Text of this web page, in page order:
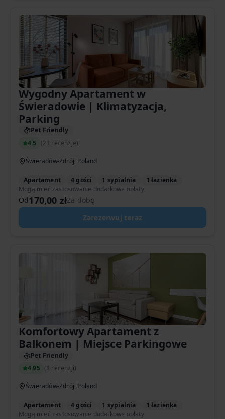
Wygodny Apartament w
Świeradowie | Klimatyzacja,
Parking
Pet Friendly
4.5
(23 recenzje)
Świeradów-Zdrój, Poland
Apartament 4 gości 1 sypialnia 1 łazienka
Od170,00 złZa dobę
Zarezerwuj teraz
Mogą mieć zastosowanie dodatkowe opłaty
Komfortowy Apartament z
Balkonem | Miejsce Parkingowe
Pet Friendly
4.95 (8 recenzji)
Świeradów-Zdrój, Poland
Apartament 4 gości 1 sypialnia 1 łazienka
Mogą mieć zastosowanie dodatkowe opłaty